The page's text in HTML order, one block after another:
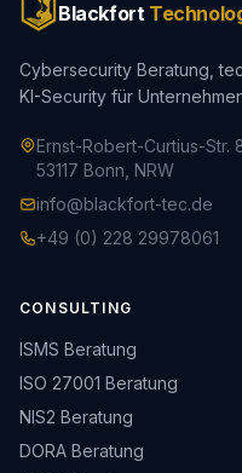
Blackfort
Cybersecurity Beratung,
KI-Security für
Ernst-Robert-Curtius-Str.
53117 Bonn, NRW
info@blackfort-tec.de
+49 (0) 228 29978061
CONSULTING
ISMS Beratung
ISO 27001 Beratung
NIS2 Beratung
DORA Beratung